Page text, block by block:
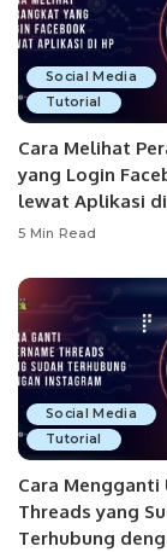
Social Media
Tutorial
Cara Melihat
yang Login
lewat Aplikasi di
5 Min Read
Social Media
Tutorial
Cara Mengganti
Threads yang
Terhubung